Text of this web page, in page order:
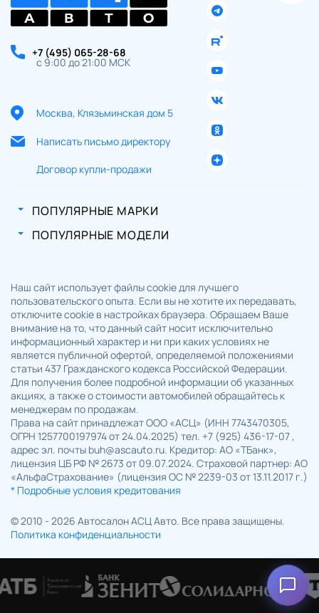
+7 (495) 065-28-68
с 9:00 до 21:00 МСК
Москва, Клязьминская дом 5
Написать письмо директору
Договор купли-продажи
ПОПУЛЯРНЫЕ МАРКИ
ПОПУЛЯРНЫЕ МОДЕЛИ
Наш сайт использует файлы cookie для лучшего
пользовательского опыта. Если вы не хотите их передавать,
отключите cookie в настройках браузера. Обращаем Ваше
внимание на то, что данный сайт носит исключительно
информационный характер и ни при каких условиях не
является публичной офертой, определяемой положениями
статьи 437 Гражданского кодекса Российской Федерации.
Для получения более подробной информации об указанных
акциях, а также о стоимости автомобилей обращайтесь к
менеджерам по продажам.
Права на сайт принадлежат ООО «АСЦ» (ИНН 7743470305,
ОГРН 1257700197974 от 24.04.2025) тел. +7 (925) 436-17-07 ,
адрес эл. почты buh@ascauto.ru. Кредитор: АО «ТБанк»,
лицензия ЦБ РФ № 2673 от 09.07.2024. Страховой партнер: АО
«АльфаСтрахование» (лицензия ОС № 2239-03 от 13.11.2017 г.)
* Подробные условия кредитования
© 2010 - 2026 Автосалон АСЦ Авто. Все права защищены.
Политика конфиденциальности